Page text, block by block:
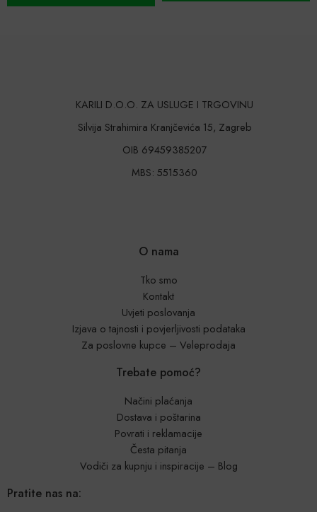
KARILI D.O.O. ZA USLUGE I TRGOVINU
Silvija Strahimira Kranjčevića 15, Zagreb
OIB 69459385207
MBS: 5515360
O nama
Tko smo
Kontakt
Uvjeti poslovanja
Izjava o tajnosti i povjerljivosti podataka
Za poslovne kupce – Veleprodaja
Trebate pomoć?
Načini plaćanja
Dostava i poštarina
Povrati i reklamacije
Česta pitanja
Vodiči za kupnju i inspiracije – Blog
Pratite nas na: